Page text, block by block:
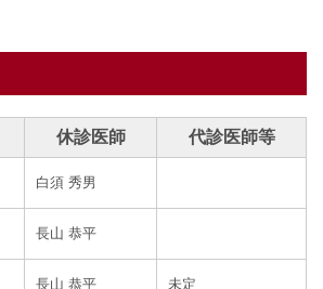
休診医師 代診医師等
白須 秀男
長山 恭平
長山 恭平 未定